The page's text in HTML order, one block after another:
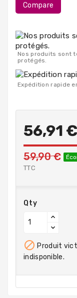
Compare
Nos produits sont
protégés.
Expédition rapide
56,91 €
59,90 €
TTC
Qty
 Produit
indisponible.